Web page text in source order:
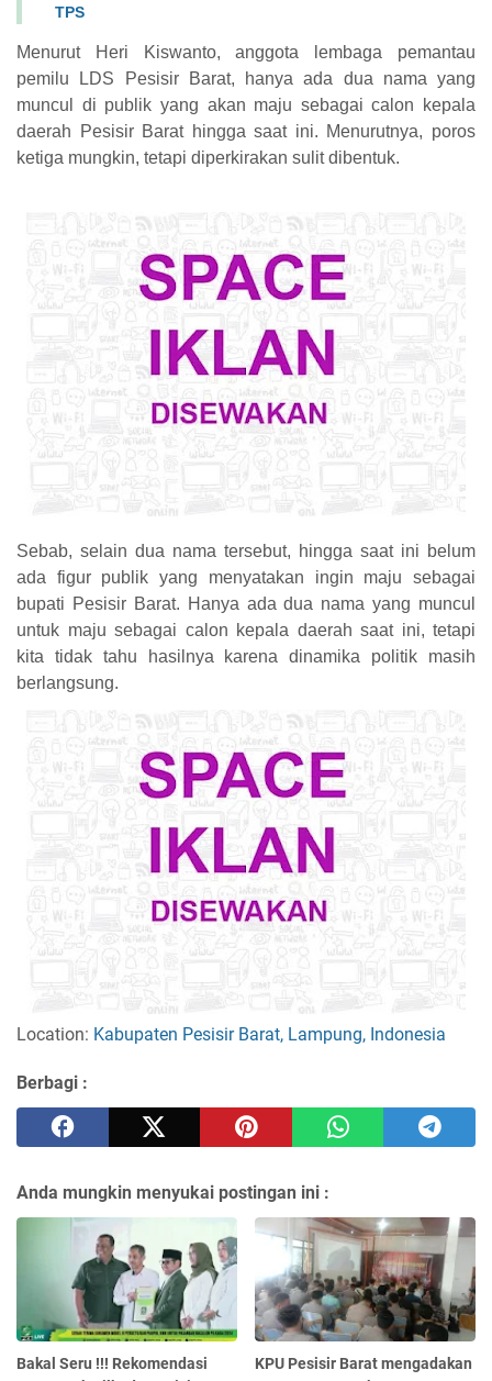
TPS
Menurut Heri Kiswanto, anggota lembaga pemantau
pemilu LDS Pesisir Barat, hanya ada dua nama yang
muncul di publik yang akan maju sebagai calon kepala
daerah Pesisir Barat hingga saat ini. Menurutnya, poros
ketiga mungkin, tetapi diperkirakan sulit dibentuk.
Sebab, selain dua nama tersebut, hingga saat ini belum
ada figur publik yang menyatakan ingin maju sebagai
bupati Pesisir Barat. Hanya ada dua nama yang muncul
untuk maju sebagai calon kepala daerah saat ini, tetapi
kita tidak tahu hasilnya karena dinamika politik masih
berlangsung.
Location: Kabupaten Pesisir Barat, Lampung, Indonesia
Berbagi :
Anda mungkin menyukai postingan ini :
Bakal Seru !!! Rekomendasi
KPU Pesisir Barat mengadakan